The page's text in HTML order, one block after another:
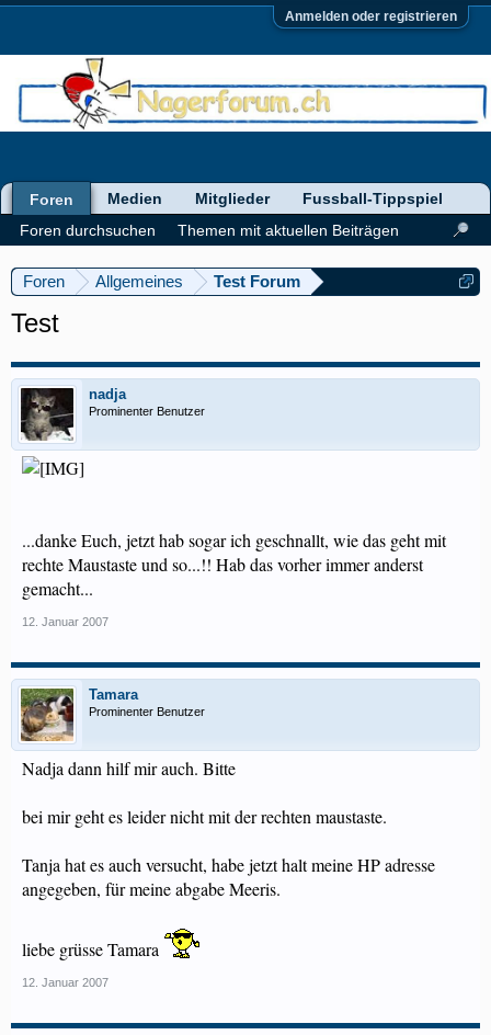
Anmelden oder registrieren
Foren Allgemeines Test Forum
Test
nadja
Prominenter Benutzer
...danke Euch, jetzt hab sogar ich geschnallt, wie das geht mit
rechte Maustaste und so...!! Hab das vorher immer anderst
gemacht...
12. Januar 2007
Tamara
Prominenter Benutzer
Nadja dann hilf mir auch. Bitte
bei mir geht es leider nicht mit der rechten maustaste.
Tanja hat es auch versucht, habe jetzt halt meine HP adresse
angegeben, für meine abgabe Meeris.
liebe grüsse Tamara
12. Januar 2007
Foren
Foren durchsuchen
Themen mit aktuellen Beiträgen
Medien Mitglieder Fussball-Tippspiel